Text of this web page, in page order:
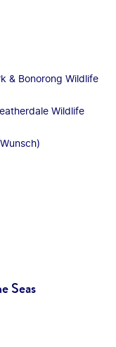
& Bonorong Wildlife
Wildlife
Seas